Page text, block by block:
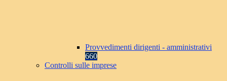
Provvedimenti dirigenti - amministrativi
660
Controlli sulle imprese